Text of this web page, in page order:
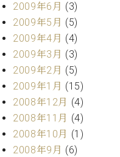
2009年6月 (3)
2009年5月 (5)
2009年4月 (4)
2009年3月 (3)
2009年2月 (5)
2009年1月 (15)
2008年12月 (4)
2008年11月 (4)
2008年10月 (1)
2008年9月 (6)